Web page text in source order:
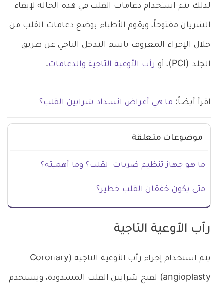
لذلك يتم استخدام دعامات القلب في هذه الحالة لإبقاء
الشريان مفتوحاً، ويقوم الأطباء بوضع دعامات القلب من
خلال الإجراء المعروف باسم التدخل التاجي عن طريق
الجلد (PCI)، أو رأب الأوعية التاجية والدعامات.
اقرأ أيضاً: ما هي أعراض انسداد شرايين القلب؟
موضوعات متعلقة
ما هو جهاز تنظيم ضربات القلب؟ وما أهميته؟
متى يكون خفقان القلب خطير؟
رأب الأوعية التاجية
يتم استخدام إجراء رأب الأوعية التاجية (Coronary
angioplasty) لفتح شرايين القلب المسدودة، ويستخدم